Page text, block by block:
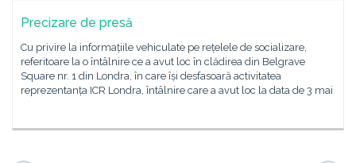
Precizare de presă
Cu privire la informațiile vehiculate pe rețelele de socializare,
referitoare la o întâlnire ce a avut loc în clădirea din Belgrave
Square nr. 1 din Londra, în care își desfasoară activitatea
reprezentanța ICR Londra, întâlnire care a avut loc la data de 3 mai